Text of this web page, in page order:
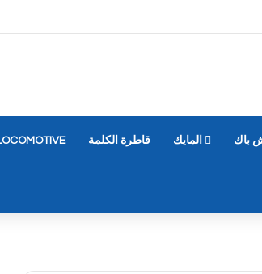
باك المايك قاطرة الكلمة